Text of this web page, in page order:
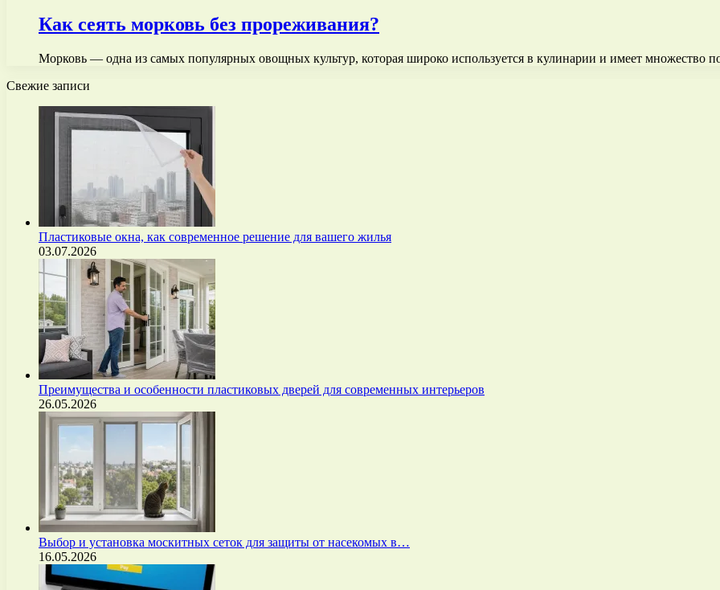
Как сеять морковь без прореживания?
Морковь — одна из самых популярных овощных культур, которая широко используется в кулинарии и имеет множество
Свежие записи
Пластиковые окна, как современное решение для вашего жилья
03.07.2026
Преимущества и особенности пластиковых дверей для современных интерьеров
26.05.2026
Выбор и установка москитных сеток для защиты от насекомых в…
16.05.2026